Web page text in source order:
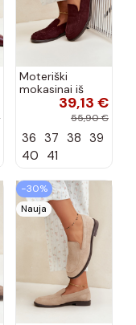
Moteriški
mokasinai iš
dirbtinės
zomšos, bordo
39,13 €
55,90 €
36 37 38 39
40 41
−30%
Nauja